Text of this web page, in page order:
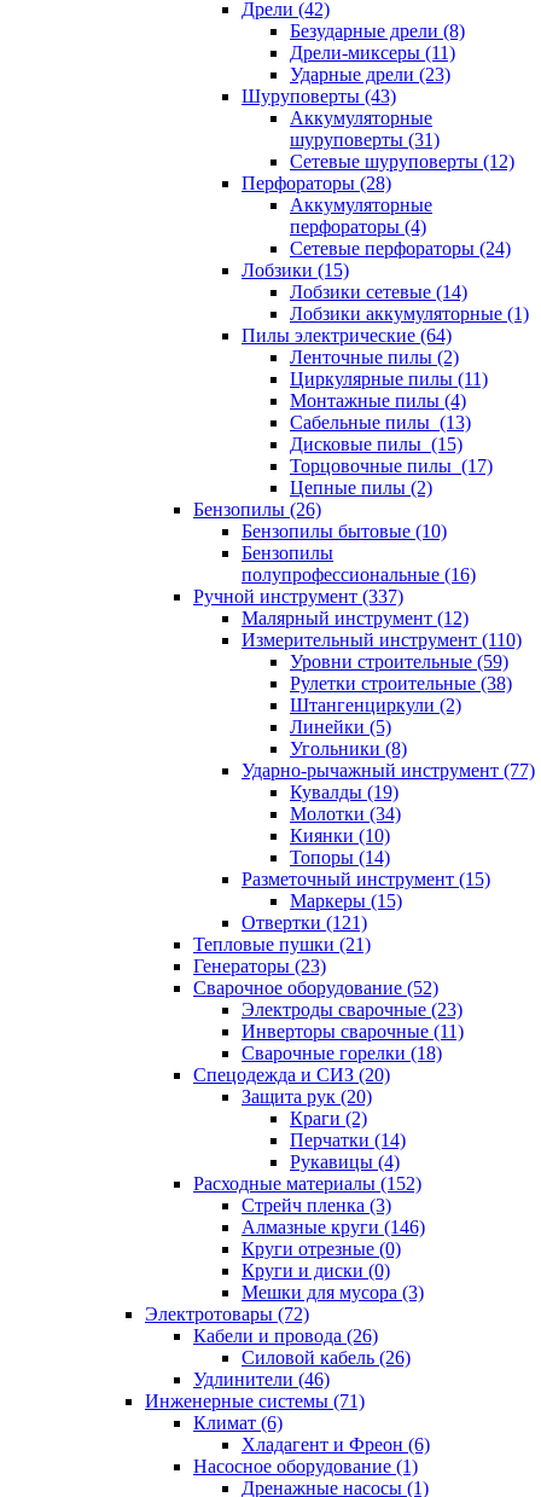
Дрели (42)
Безударные дрели (8)
Дрели-миксеры (11)
Ударные дрели (23)
Шуруповерты (43)
Аккумуляторные
шуруповерты (31)
Сетевые шуруповерты (12)
Перфораторы (28)
Аккумуляторные
перфораторы (4)
Сетевые перфораторы (24)
Лобзики (15)
Лобзики сетевые (14)
Лобзики аккумуляторные (1)
Пилы электрические (64)
Ленточные пилы (2)
Циркулярные пилы (11)
Монтажные пилы (4)
Сабельные пилы (13)
Дисковые пилы (15)
Торцовочные пилы (17)
Цепные пилы (2)
Бензопилы (26)
Бензопилы бытовые (10)
Бензопилы
полупрофессиональные (16)
Ручной инструмент (337)
Малярный инструмент (12)
Измерительный инструмент (110)
Уровни строительные (59)
Рулетки строительные (38)
Штангенциркули (2)
Линейки (5)
Угольники (8)
Ударно-рычажный инструмент (77)
Кувалды (19)
Молотки (34)
Киянки (10)
Топоры (14)
Разметочный инструмент (15)
Маркеры (15)
Отвертки (121)
Тепловые пушки (21)
Генераторы (23)
Сварочное оборудование (52)
Электроды сварочные (23)
Инверторы сварочные (11)
Сварочные горелки (18)
Спецодежда и СИЗ (20)
Защита рук (20)
Краги (2)
Перчатки (14)
Рукавицы (4)
Расходные материалы (152)
Стрейч пленка (3)
Алмазные круги (146)
Круги отрезные (0)
Круги и диски (0)
Мешки для мусора (3)
Электротовары (72)
Кабели и провода (26)
Силовой кабель (26)
Удлинители (46)
Инженерные системы (71)
Климат (6)
Хладагент и Фреон (6)
Насосное оборудование (1)
Дренажные насосы (1)